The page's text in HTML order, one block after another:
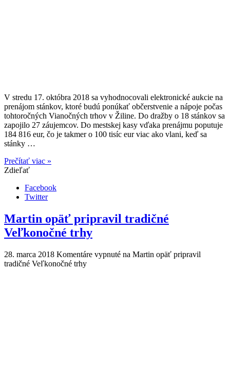
V stredu 17. októbra 2018 sa vyhodnocovali elektronické aukcie na
prenájom stánkov, ktoré budú ponúkať občerstvenie a nápoje počas
tohtoročných Vianočných trhov v Žiline. Do dražby o 18 stánkov sa
zapojilo 27 záujemcov. Do mestskej kasy vďaka prenájmu poputuje
184 816 eur, čo je takmer o 100 tisíc eur viac ako vlani, keď sa
stánky …
Prečítať viac »
Zdieľať
Facebook
Twitter
Martin opäť pripravil tradičné
Veľkonočné trhy
28. marca 2018 Komentáre vypnuté na Martin opäť pripravil
tradičné Veľkonočné trhy